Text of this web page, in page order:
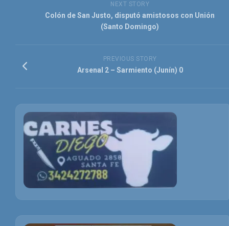
NEXT STORY
Colón de San Justo, disputó amistosos con Unión
(Santo Domingo)
PREVIOUS STORY
Arsenal 2 – Sarmiento (Junín) 0